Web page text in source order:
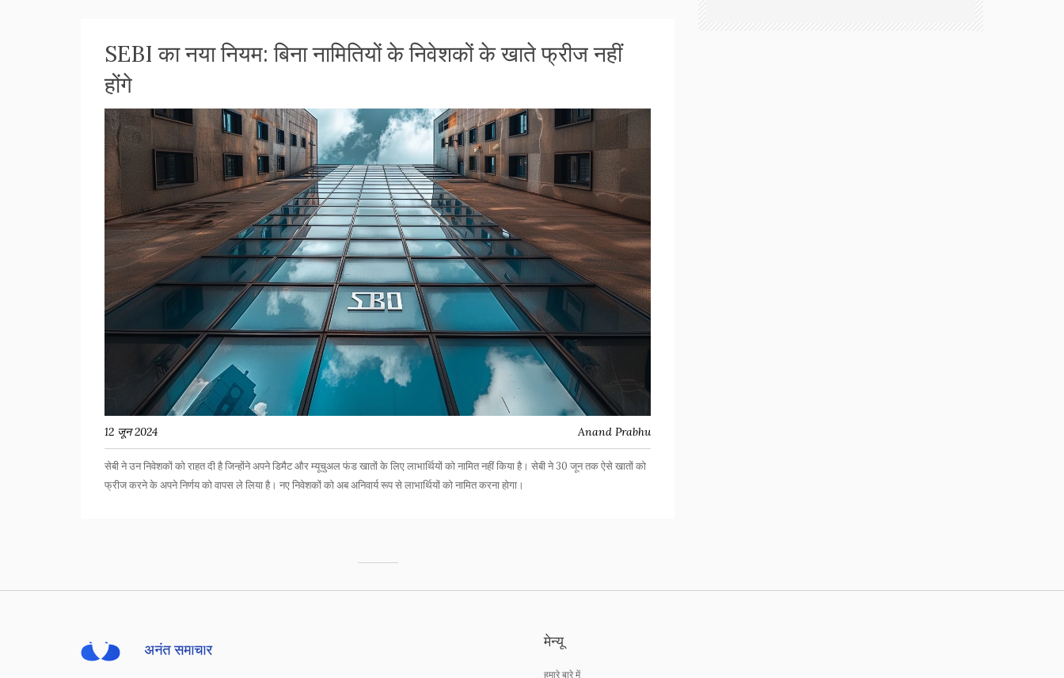
SEBI का नया नियम: बिना नामितियों के निवेशकों के खाते फ्रीज नहीं
होंगे
12 जून 2024 Anand Prabhu
सेबी ने उन निवेशकों को राहत दी है जिन्होंने अपने डिमैट और म्यूचुअल फंड खातों के लिए लाभार्थियों को नामित नहीं किया है। सेबी ने 30 जून तक ऐसे खातों को
फ्रीज करने के अपने निर्णय को वापस ले लिया है। नए निवेशकों को अब अनिवार्य रूप से लाभार्थियों को नामित करना होगा।
मेन्यू
हमारे बारे में